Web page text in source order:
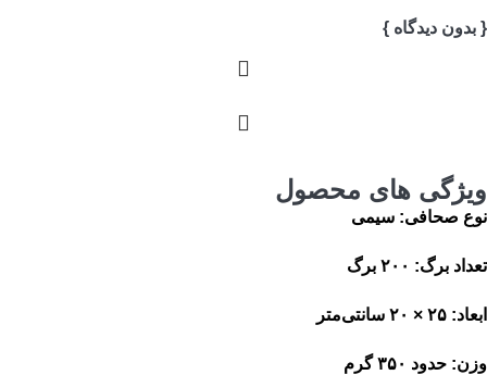
{ بدون دیدگاه }
ویژگی های محصول
نوع صحافی: سیمی
تعداد برگ: ۲۰۰ برگ
ابعاد: ۲۵ × ۲۰ سانتی‌متر
وزن: حدود ۳۵۰ گرم